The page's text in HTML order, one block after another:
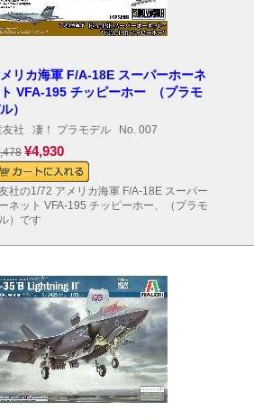
リカ海軍 F/A-18E スーパーホーネ
VFA-195 チッピーホー （プラモ
）
友社 凄！ プラモデル No. 007
¥4,930
社の1/72 アメリカ海軍 F/A-18E スーパー
ネット VFA-195 チッピーホー、（プラモ
）です